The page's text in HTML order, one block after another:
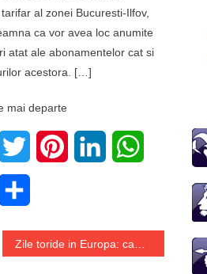
al zonei Bucuresti-Ilfov,
ca vor avea loc anumite
atat ale abonamentelor cat si
acestora. […]
mai departe
Twitter PinterestLinkedIn WhatsApp